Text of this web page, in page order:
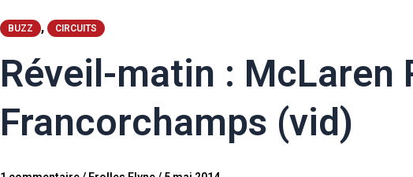
BUZZ , CIRCUITS
Réveil-matin : McLaren
Francorchamps (vid)